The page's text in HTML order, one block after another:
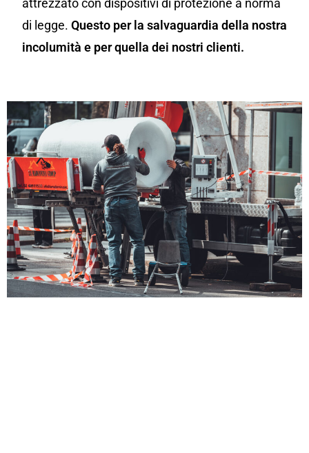
attrezzato con dispositivi di protezione a norma
di legge. Questo per la salvaguardia della nostra
incolumità e per quella dei nostri clienti.